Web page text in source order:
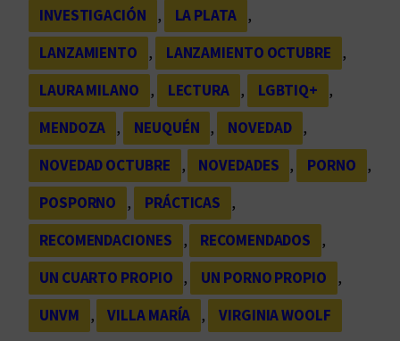
INVESTIGACIÓN
, LA PLATA
,
LANZAMIENTO
, LANZAMIENTO OCTUBRE
,
LAURA MILANO
, LECTURA , LGBTIQ+
,
MENDOZA
, NEUQUÉN , NOVEDAD
,
NOVEDAD OCTUBRE
, NOVEDADES , PORNO
POSPORNO
, PRÁCTICAS
,
RECOMENDACIONES
, RECOMENDADOS
,
UN CUARTO PROPIO
, UN PORNO PROPIO
,
UNVM
, VILLA MARÍA , VIRGINIA WOOLF